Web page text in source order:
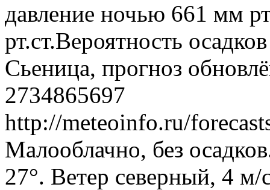
давление ночью 661 мм
рт.ст.Вероятность
Сьеница, прогноз
2734865697
http://meteoinfo.ru/
Малооблачно, без
27°. Ветер северный, 4